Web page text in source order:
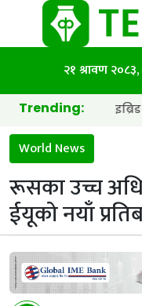
२१ श्रावण
Trending:
ब्याट्री र हाइब्रिड प्लस
World News
रूसका उच्च
ईयूको नयाँ